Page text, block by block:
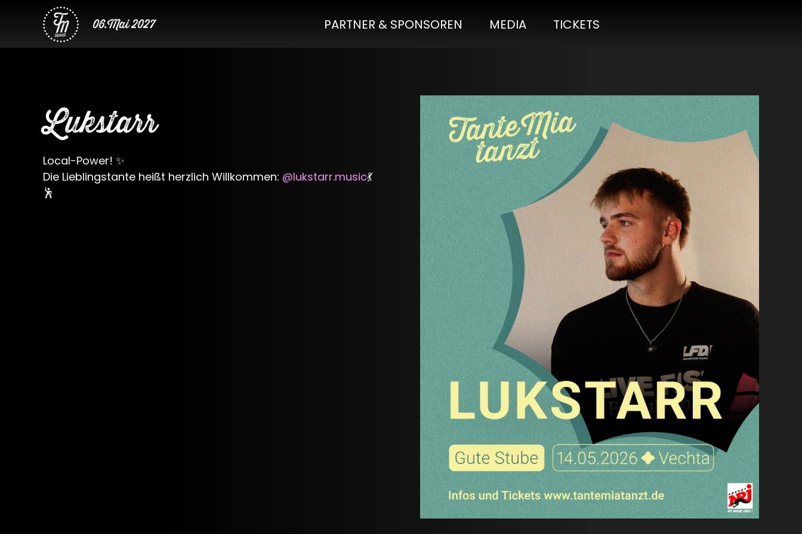
06.Mai 2027 PARTNER & SPONSOREN MEDIA TICKETS
Lukstarr
Local-Power! ✨
Die Lieblingstante heißt herzlich Willkommen: @lukstarr.music💃
🕺